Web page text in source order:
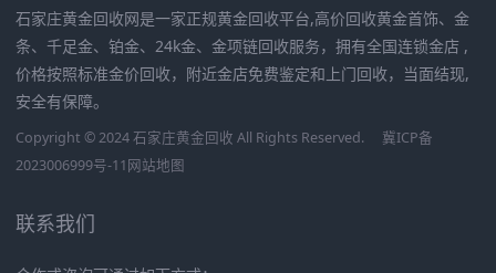
石家庄黄金回收网是一家正规黄金回收平台,高价回收黄金首饰、金
条、千足金、铂金、24k金、金项链回收服务，拥有全国连锁金店 ,
价格按照标准金价回收，附近金店免费鉴定和上门回收，当面结现,
安全有保障。
Copyright © 2024 石家庄黄金回收 All Rights Reserved.
冀ICP备
2023006999号-11网站地图
联系我们